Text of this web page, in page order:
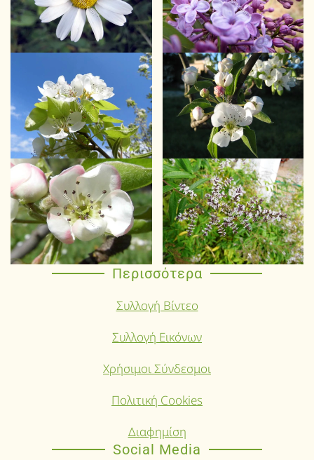
Περισσότερα
Συλλογή Βίντεο
Συλλογή Εικόνων
Χρήσιμοι Σύνδεσμοι
Πολιτική Cookies
Διαφημίση
Social Media